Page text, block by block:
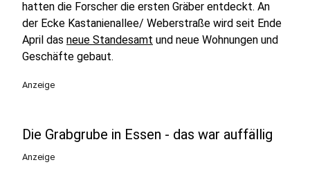
hatten die Forscher die ersten Gräber entdeckt. An
der Ecke Kastanienallee/ Weberstraße wird seit Ende
April das neue Standesamt und neue Wohnungen und
Geschäfte gebaut.
Anzeige
Die Grabgrube in Essen - das war auffällig
Anzeige